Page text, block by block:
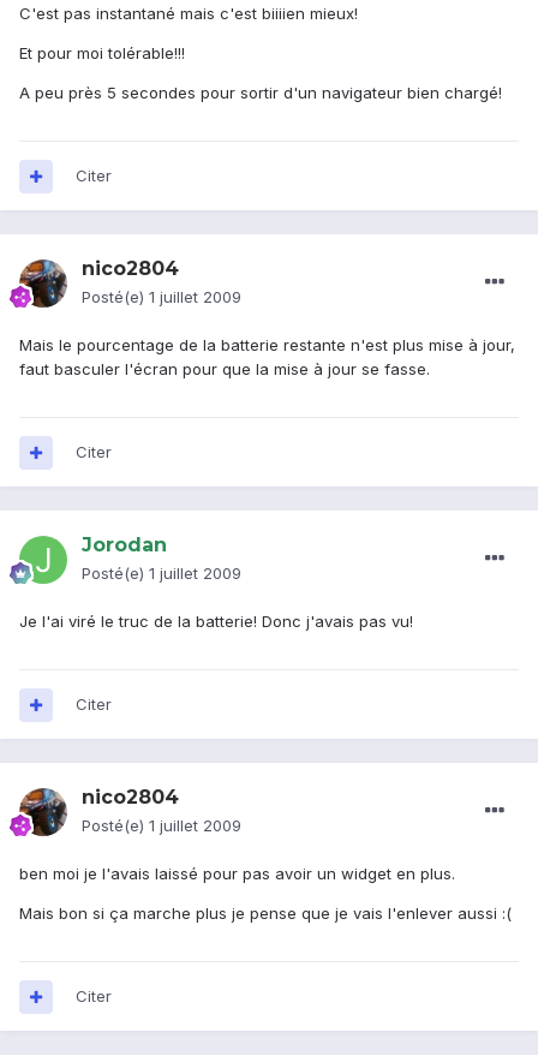
C'est pas instantané mais c'est biiiien mieux!
Et pour moi tolérable!!!
A peu près 5 secondes pour sortir d'un navigateur bien chargé!
Citer
nico2804
Posté(e) 1 juillet 2009
Mais le pourcentage de la batterie restante n'est plus mise à jour,
faut basculer l'écran pour que la mise à jour se fasse.
Citer
Jorodan
Posté(e) 1 juillet 2009
Je l'ai viré le truc de la batterie! Donc j'avais pas vu!
Citer
nico2804
Posté(e) 1 juillet 2009
ben moi je l'avais laissé pour pas avoir un widget en plus.
Mais bon si ça marche plus je pense que je vais l'enlever aussi :(
Citer